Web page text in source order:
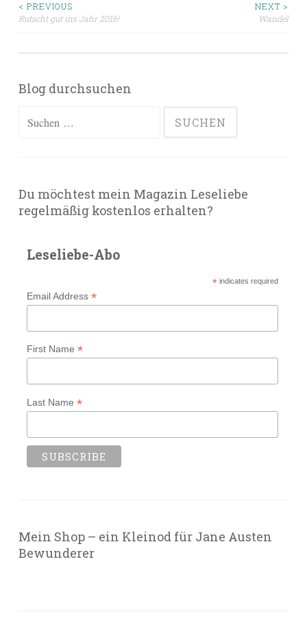
Beitragsnavigation
< PREVIOUS
Rutscht gut ins Jahr 2016!
NEXT >
Wandel
Blog durchsuchen
Suchen
Du möchtest mein Magazin Leseliebe
regelmäßig kostenlos erhalten?
Leseliebe-Abo
*indicates required
Email Address *
First Name *
Last Name *
Mein Shop – ein Kleinod für Jane Austen
Bewunderer